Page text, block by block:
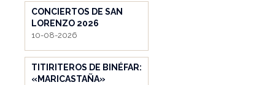
CONCIERTOS DE SAN
LORENZO 2026
10-08-2026
TITIRITEROS DE BINÉFAR:
«MARICASTAÑA»